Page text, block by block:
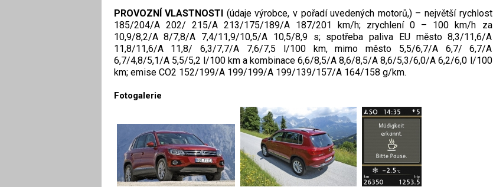
PROVOZNÍ VLASTNOSTI (údaje výrobce, v pořadí uvedených motorů,) – největší rychlost
185/204/A 202/ 215/A 213/175/189/A 187/201 km/h; zrychlení 0 – 100 km/h za
10,9/8,2/A 8/7,8/A 7,4/11,9/10,5/A 10,5/8,9 s; spotřeba paliva EU město 8,3/11,6/A
11,8/11,6/A 11,8/ 6,3/7,7/A 7,6/7,5 l/100 km, mimo město 5,5/6,7/A 6,7/ 6,7/A
6,7/4,8/5,1/A 5,5/5,2 l/100 km a kombinace 6,6/8,5/A 8,6/8,5/A 8,6/5,3/6,0/A 6,2/6,0 l/100
km; emise CO2 152/199/A 199/199/A 199/139/157/A 164/158 g/km.
Fotogalerie